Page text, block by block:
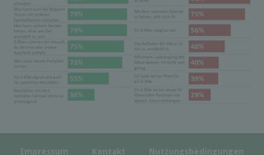
Impressum Kontakt Nutzungsbedingungen